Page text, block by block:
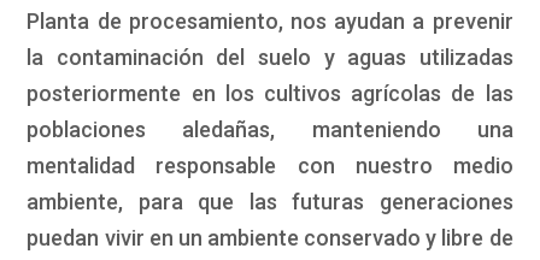
Planta de procesamiento, nos ayudan a prevenir
la contaminación del suelo y aguas utilizadas
posteriormente en los cultivos agrícolas de las
poblaciones aledañas, manteniendo una
mentalidad responsable con nuestro medio
ambiente, para que las futuras generaciones
puedan vivir en un ambiente conservado y libre de